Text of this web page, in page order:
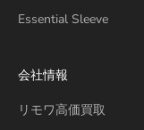
Essential Sleeve
会社情報
リモワ高価買取